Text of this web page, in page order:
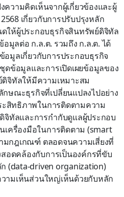
ความคิดเห็นจากผู้เกี่ยวข้องและผู้
เกี่ยวกับการปรับปรุงหลัก
ให้ผู้ประกอบธุรกิจสินทรัพย์ดิจิทัล
อมูลต่อ ก.ล.ต. รวมถึง ก.ล.ต. ได้
อมูลเกี่ยวกับการประกอบธุรกิจ
ดข้อมูลและการเปิดเผยข้อมูลของ
จิทัลให้มีความเหมาะสม
ษณะธุรกิจที่เปลี่ยนแปลงไปอย่าง
ะสิทธิภาพในการติดตามความ
จิทัลและการกำกับดูแลผู้ประกอบ
เครื่องมือในการติดตาม (smart
มกฎเกณฑ์ ตลอดจนความเสี่ยงที่
อดคล้องกับการเป็นองค์กรที่ขับ
(data-driven organization)
ามเห็นส่วนใหญ่เห็นด้วยกับหลัก